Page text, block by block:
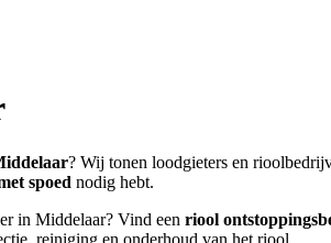
? Wij tonen loodgieters en
spoed nodig hebt.
in Middelaar? Vind een riool
reiniging en onderhoud van het riool.